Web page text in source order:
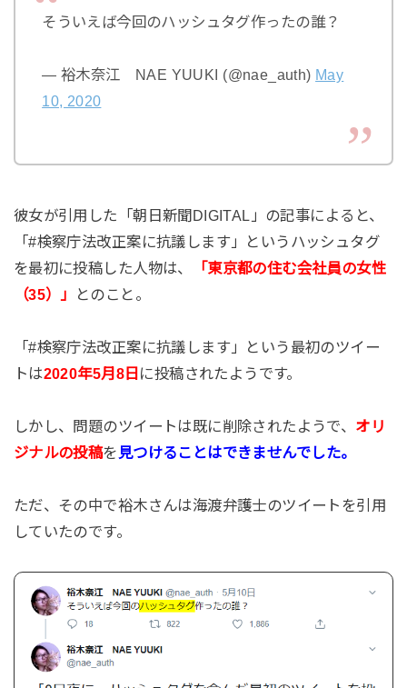
そういえば今回のハッシュタグ作ったの誰？
— 裕木奈江 NAE YUUKI (@nae_auth) May
10, 2020
彼女が引用した「朝日新聞DIGITAL」の記事によると、
「#検察庁法改正案に抗議します」というハッシュタグ
を最初に投稿した人物は、
「東京都の住む会社員の女性
（35）」
とのこと。
「#検察庁法改正案に抗議します」という最初のツイー
トは2020年5月8日 に投稿されたようです。
しかし、問題のツイートは既に削除されたようで、 オリ
ジナルの投稿を 見つけることはできませんでした。
ただ、その中で裕木さんは海渡弁護士のツイートを引用
していたのです。